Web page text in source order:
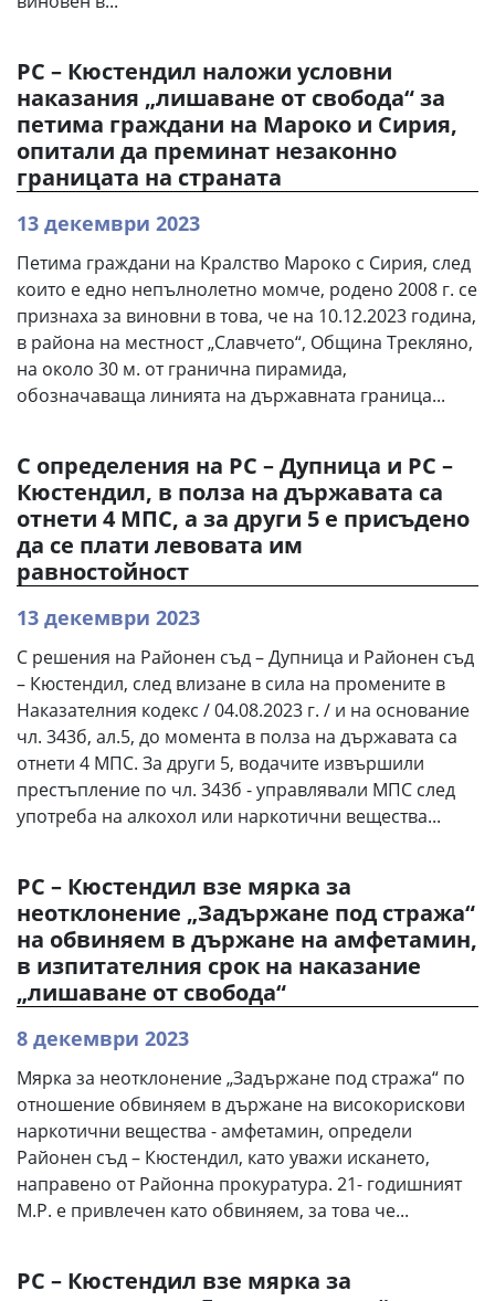
РС – Кюстендил наложи условни
наказания „лишаване от свобода“ за
петима граждани на Мароко и Сирия,
опитали да преминат незаконно
границата на страната
13 декември 2023
Петима граждани на Кралство Мароко с Сирия, след
които е едно непълнолетно момче, родено 2008 г. се
признаха за виновни в това, че на 10.12.2023 година,
в района на местност „Славчето“, Община Трекляно,
на около 30 м. от гранична пирамида,
обозначаваща линията на държавната граница...
С определения на РС – Дупница и РС –
Кюстендил, в полза на държавата са
отнети 4 МПС, а за други 5 е присъдено
да се плати левовата им
равностойност
13 декември 2023
С решения на Районен съд – Дупница и Районен съд
– Кюстендил, след влизане в сила на промените в
Наказателния кодекс / 04.08.2023 г. / и на основание
чл. 343б, ал.5, до момента в полза на държавата са
отнети 4 МПС. За други 5, водачите извършили
престъпление по чл. 343б - управлявали МПС след
употреба на алкохол или наркотични вещества...
РС – Кюстендил взе мярка за
неотклонение „Задържане под стража“
на обвиняем в държане на амфетамин,
в изпитателния срок на наказание
„лишаване от свобода“
8 декември 2023
Мярка за неотклонение „Задържане под стража“ по
отношение обвиняем в държане на високорискови
наркотични вещества - амфетамин, определи
Районен съд – Кюстендил, като уважи искането,
направено от Районна прокуратура. 21- годишният
М.Р. е привлечен като обвиняем, за това че...
РС – Кюстендил взе мярка за